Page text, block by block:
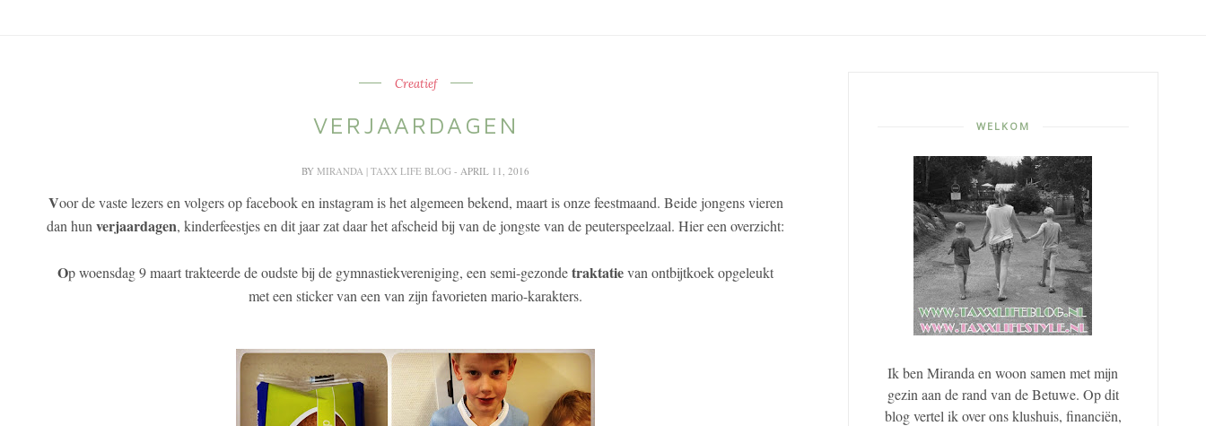
Creatief
VERJAARDAGEN
BYMIRANDA | TAXX LIFE BLOG- APRIL 11, 2016
Voor de vaste lezers en volgers op facebook en instagram is het algemeen bekend, maart is onze feestmaand. Beide jongens vieren
dan hun verjaardagen, kinderfeestjes en dit jaar zat daar het afscheid bij van de jongste van de peuterspeelzaal. Hier een overzicht:
Op woensdag 9 maart trakteerde de oudste bij de gymnastiekvereniging, een semi-gezondetraktatievan ontbijtkoek opgeleukt
met een sticker van een van zijn favorieten mario-karakters.
WELKOM
Ik ben Miranda en woon samen met mijn
gezin aan de rand van de Betuwe. Op dit
blog vertel ik over ons klushuis, financiën,